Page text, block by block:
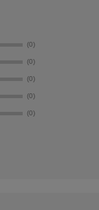
(0)
(0)
(0)
(0)
(0)